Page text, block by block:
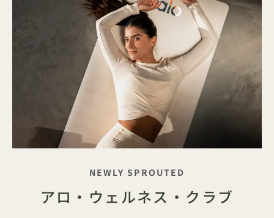
キャッチフレーズ
NEWLY SPROUTED
アロ・ウェルネス・クラブ